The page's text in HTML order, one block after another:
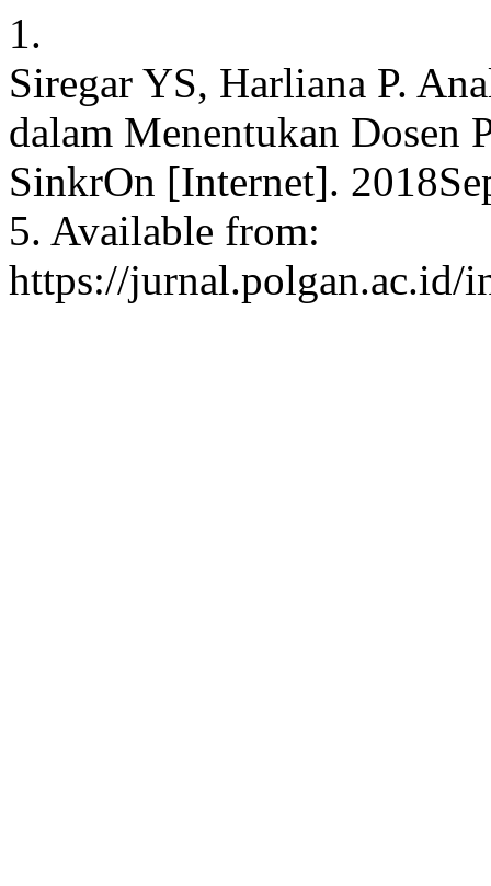
1.
Siregar YS, Harliana P.
dalam Menentukan Dosen
SinkrOn [Internet].
5. Available from:
https://jurnal.polgan.ac.id/